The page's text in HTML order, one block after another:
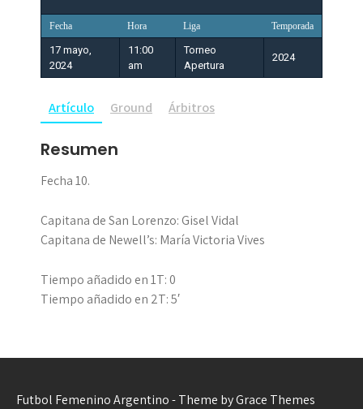
Fecha Hora Liga Temporada
17 mayo,
2024
11:00
am
Torneo
Apertura
2024
Artículo Ground Árbitros
Resumen
Fecha 10.
Capitana de San Lorenzo: Gisel Vidal
Capitana de Newell’s: María Victoria Vives
Tiempo añadido en 1T: 0
Tiempo añadido en 2T: 5′
Futbol Femenino Argentino - Theme by Grace Themes